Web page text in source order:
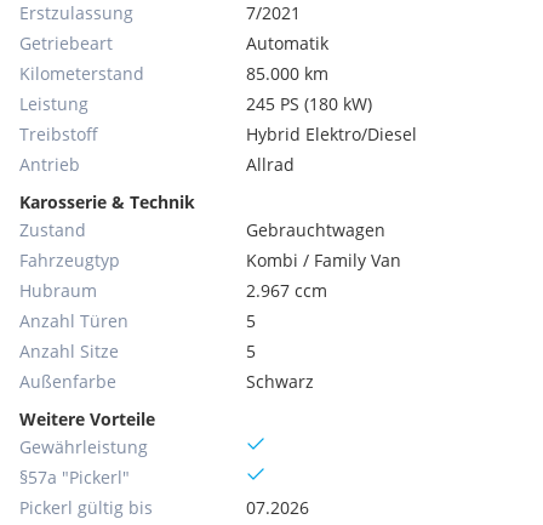
Erstzulassung
7/2021
Getriebeart
Automatik
Kilometerstand
85.000 km
Leistung
245 PS (180 kW)
Treibstoff
Hybrid Elektro/Diesel
Antrieb
Allrad
Karosserie & Technik
Zustand
Gebrauchtwagen
Fahrzeugtyp
Kombi / Family Van
Hubraum
2.967 ccm
Anzahl Türen
5
Anzahl Sitze
5
Außenfarbe
Schwarz
Weitere Vorteile
Gewährleistung
§57a "Pickerl"
Pickerl gültig bis
07.2026